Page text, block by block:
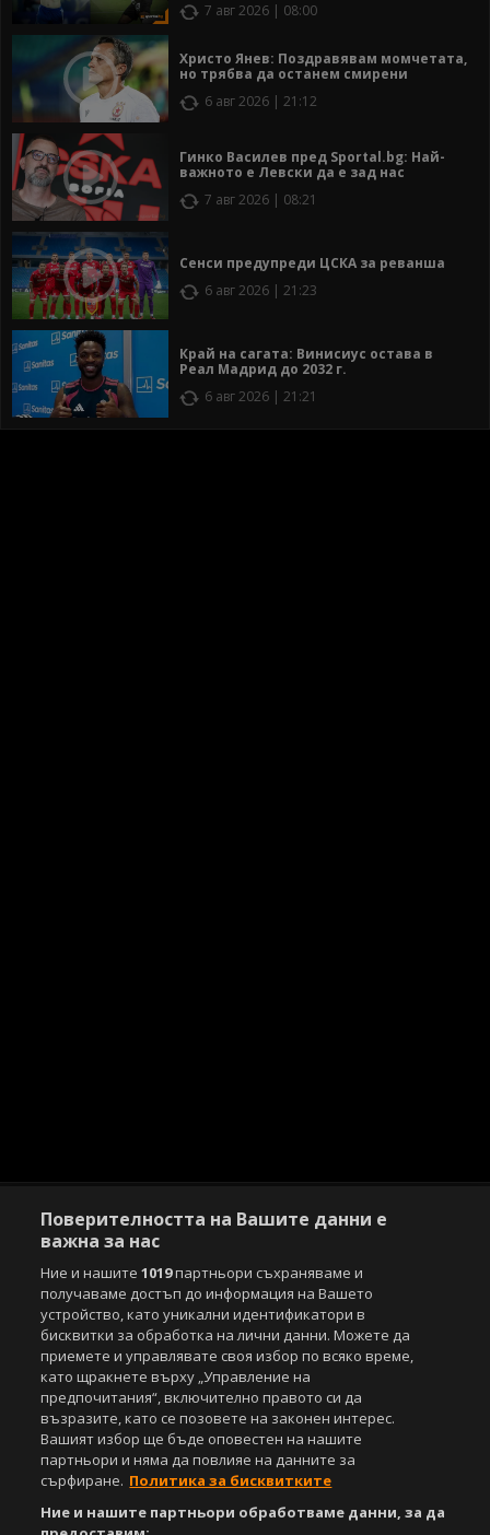
7 авг 2026 | 08:00
Христо Янев: Поздравявам момчетата,
но трябва да останем смирени
6 авг 2026 | 21:12
Гинко Василев пред Sportal.bg: Най-
важното е Левски да е зад нас
7 авг 2026 | 08:21
Сенси предупреди ЦСКА за реванша
6 авг 2026 | 21:23
Край на сагата: Винисиус остава в
Реал Мадрид до 2032 г.
6 авг 2026 | 21:21
Copyright © 2007-2026 Агенция Спортал. Всички права запазени.
Този уебсайт е собственост наSportal Media Group
За нас Екип За рекламa
Общи условия
Етични правила на НСС
Лични данни
Управление на предпочитания
Съдържанието на този уеб сайт и технологиите, използвани в него, са
под закрила на Закона за авторското право и сродните му права.
Всички статии, репортажи, интервюта и други текстови, графични и
видео материали, публикувани в сайта, са собственост на Агенция
Спортал, освен ако изрично е посочено друго. Допуска се
Поверителността на Вашите данни е
важна за нас
Ние и нашите1019партньори съхраняваме и
получаваме достъп до информация на Вашето
устройство, като уникални идентификатори в
бисквитки за обработка на лични данни. Можете да
приемете и управлявате своя избор по всяко време,
като щракнете върху „Управление на
предпочитания“, включително правото си да
възразите, като се позовете на законен интерес.
Вашият избор ще бъде оповестен на нашите
партньори и няма да повлияе на данните за
сърфиране. Политика за бисквитките
Ние и нашите партньори обработваме данни, за да